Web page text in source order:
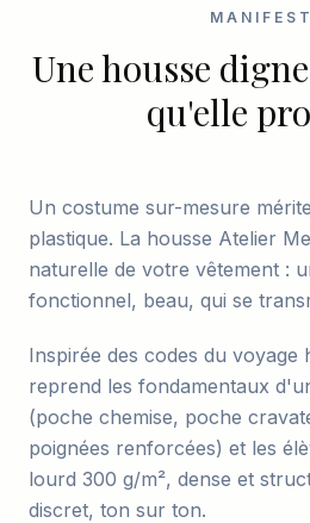
Une housse
qu'elle
Un costume sur-mesure
plastique. La housse Atelier
naturelle de votre vêtement :
fonctionnel, beau, qui se
Inspirée des codes du voyage
reprend les fondamentaux
(poche chemise, poche
poignées renforcées) et les
lourd 300 g/m², dense et
discret, ton sur ton.